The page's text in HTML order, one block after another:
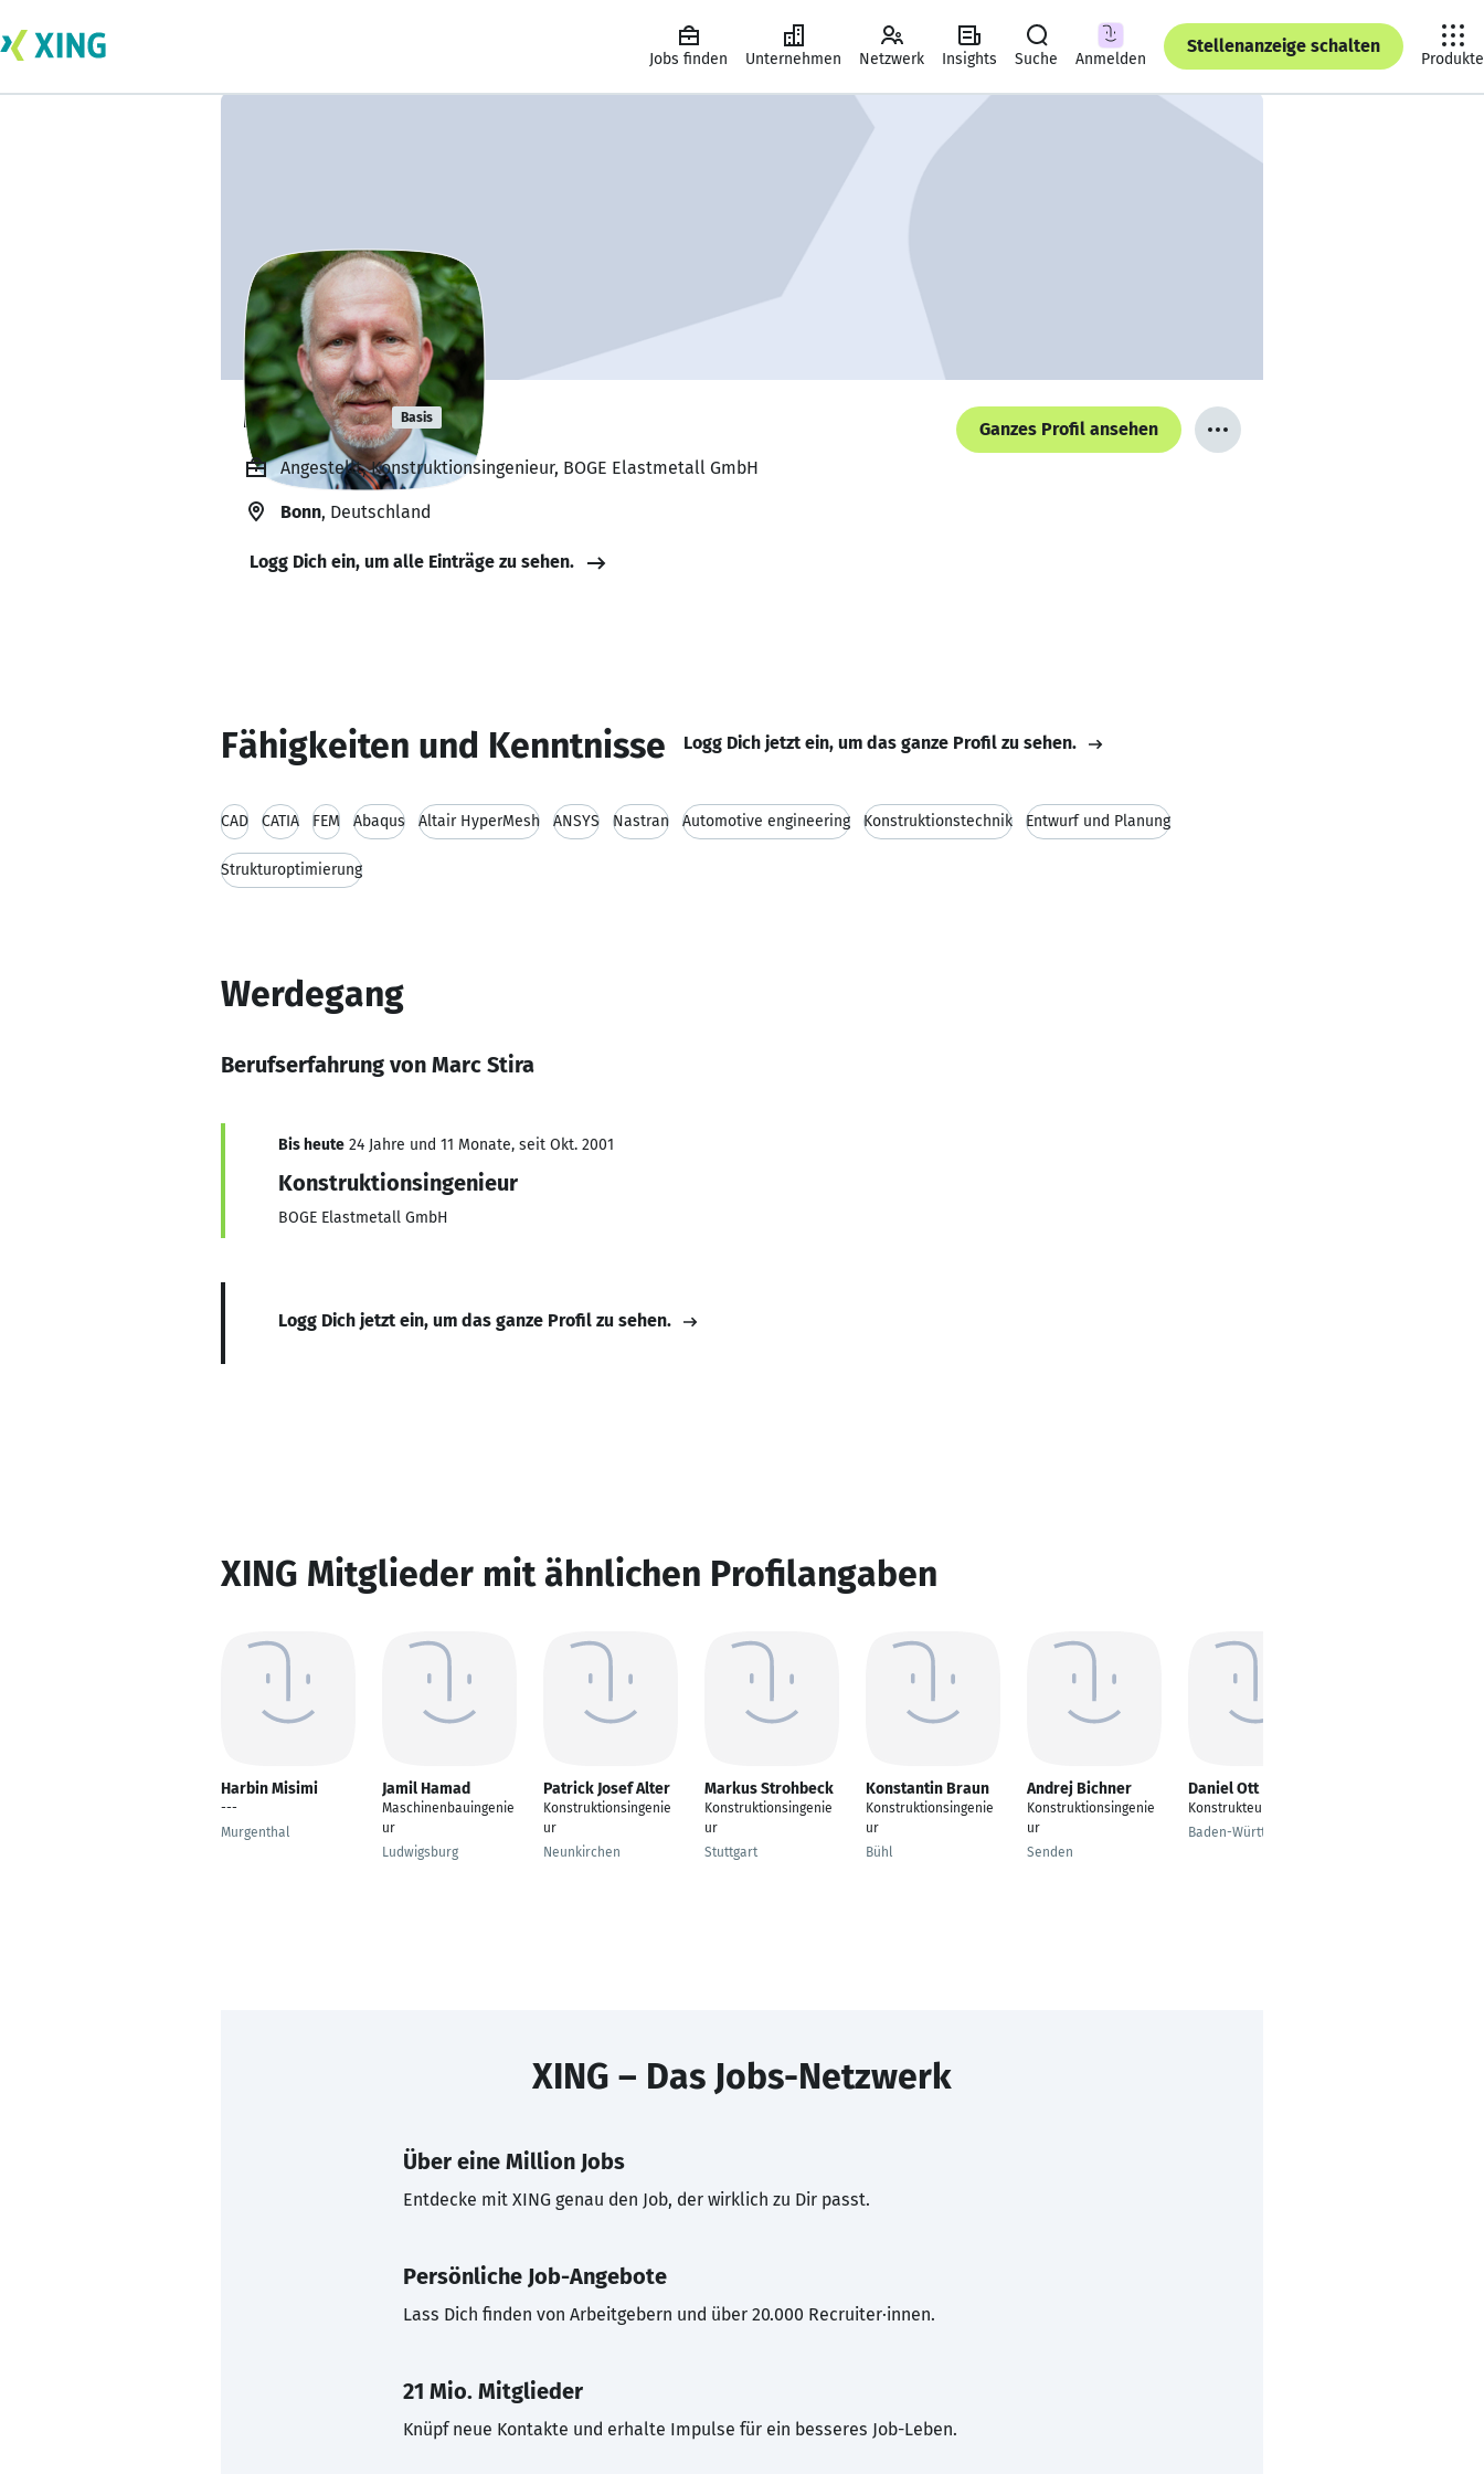
Jobs finden Unternehmen Netzwerk Insights Suche Anmelden
Stellenanzeige schalten
Produkte
Marc Stira Basis
Ganzes Profil ansehen
Angestellt, Konstruktionsingenieur, BOGE Elastmetall GmbH
Bonn, Deutschland
Logg Dich ein, um alle Einträge zu sehen.
Fähigkeiten und Kenntnisse Logg Dich jetzt ein, um das ganze Profil zu sehen.
CAD CATIA FEM Abaqus Altair HyperMesh ANSYS Nastran Automotive engineering Konstruktionstechnik Entwurf und Planung
Strukturoptimierung
Werdegang
Berufserfahrung von Marc Stira
Bis heute 24 Jahre und 11 Monate, seit Okt. 2001
Konstruktionsingenieur
BOGE Elastmetall GmbH
Logg Dich jetzt ein, um das ganze Profil zu sehen.
XING Mitglieder mit ähnlichen Profilangaben
Harbin Misimi
---
Murgenthal
Jamil Hamad
Maschinenbauingenie
ur
Ludwigsburg
Patrick Josef Alter
Konstruktionsingenie
ur
Neunkirchen
Markus Strohbeck
Konstruktionsingenie
ur
Stuttgart
Konstantin Braun
Konstruktionsingenie
ur
Bühl
Andrej Bichner
Konstruktionsingenie
ur
Senden
Daniel Ott
Konstrukteur
Baden-Württemberg
XING – Das Jobs-Netzwerk
Über eine Million Jobs
Entdecke mit XING genau den Job, der wirklich zu Dir passt.
Persönliche Job-Angebote
Lass Dich finden von Arbeitgebern und über 20.000 Recruiter·innen.
21 Mio. Mitglieder
Knüpf neue Kontakte und erhalte Impulse für ein besseres Job-Leben.